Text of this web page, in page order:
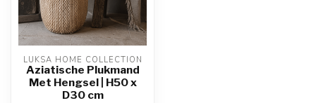
LUKSA HOME COLLECTION
Aziatische Plukmand
Met Hengsel | H50 x
D30 cm